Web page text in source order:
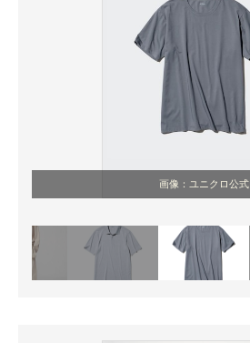
画像：ユニクロ公式